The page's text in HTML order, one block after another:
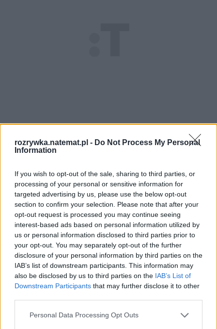
rozrywka.natemat.pl - Do Not Process My Personal
Information
If you wish to opt-out of the sale, sharing to third parties, or
processing of your personal or sensitive information for
targeted advertising by us, please use the below opt-out
section to confirm your selection. Please note that after your
opt-out request is processed you may continue seeing
interest-based ads based on personal information utilized by
us or personal information disclosed to third parties prior to
your opt-out. You may separately opt-out of the further
disclosure of your personal information by third parties on the
IAB’s list of downstream participants. This information may
also be disclosed by us to third parties on the IAB’s List of
Downstream Participants that may further disclose it to other
Personal Data Processing Opt Outs
Detektyw, marzyciel czy fan